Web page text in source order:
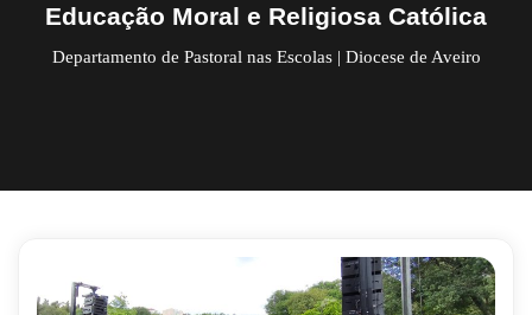
Educação Moral e Religiosa Católica
Departamento de Pastoral nas Escolas | Diocese de Aveiro